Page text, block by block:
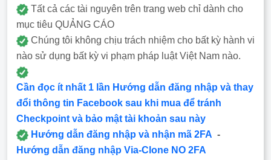
Tất cả các tài nguyên trên trang web chỉ dành cho
mục tiêu QUẢNG CÁO
Chúng tôi không chịu trách nhiệm cho bất kỳ hành vi
nào sử dụng bất kỳ vi phạm pháp luật Việt Nam nào.
Cần đọc ít nhất 1 lần Hướng dẫn đăng nhập và thay
đổi thông tin Facebook sau khi mua để tránh
Checkpoint và bảo mật tài khoản sau này
Hướng dẫn đăng nhập và nhận mã 2FA -
Hướng dẫn đăng nhập Via-Clone NO 2FA